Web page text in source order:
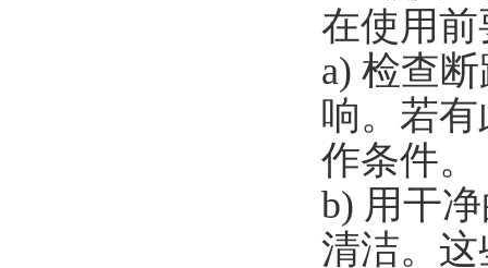
在使用
a) 检查
响。若
作条件。
b) 用干
清洁。